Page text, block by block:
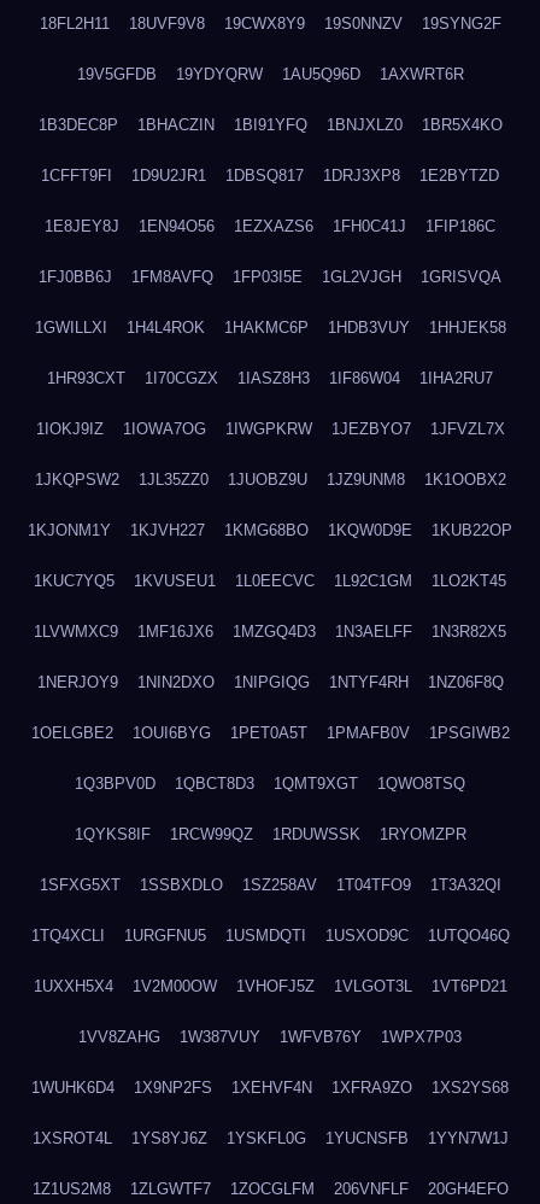
18FL2H11 18UVF9V8 19CWX8Y9 19S0NNZV 19SYNG2F
19V5GFDB 19YDYQRW 1AU5Q96D 1AXWRT6R
1B3DEC8P 1BHACZIN 1BI91YFQ 1BNJXLZ0 1BR5X4KO
1CFFT9FI 1D9U2JR1 1DBSQ817 1DRJ3XP8 1E2BYTZD
1E8JEY8J 1EN94O56 1EZXAZS6 1FH0C41J 1FIP186C
1FJ0BB6J 1FM8AVFQ 1FP03I5E 1GL2VJGH 1GRISVQA
1GWILLXI 1H4L4ROK 1HAKMC6P 1HDB3VUY 1HHJEK58
1HR93CXT 1I70CGZX 1IASZ8H3 1IF86W04 1IHA2RU7
1IOKJ9IZ 1IOWA7OG 1IWGPKRW 1JEZBYO7 1JFVZL7X
1JKQPSW2 1JL35ZZ0 1JUOBZ9U 1JZ9UNM8 1K1OOBX2
1KJONM1Y 1KJVH227 1KMG68BO 1KQW0D9E 1KUB22OP
1KUC7YQ5 1KVUSEU1 1L0EECVC 1L92C1GM 1LO2KT45
1LVWMXC9 1MF16JX6 1MZGQ4D3 1N3AELFF 1N3R82X5
1NERJOY9 1NIN2DXO 1NIPGIQG 1NTYF4RH 1NZ06F8Q
1OELGBE2 1OUI6BYG 1PET0A5T 1PMAFB0V 1PSGIWB2
1Q3BPV0D 1QBCT8D3 1QMT9XGT 1QWO8TSQ
1QYKS8IF 1RCW99QZ 1RDUWSSK 1RYOMZPR
1SFXG5XT 1SSBXDLO 1SZ258AV 1T04TFO9 1T3A32QI
1TQ4XCLI 1URGFNU5 1USMDQTI 1USXOD9C 1UTQO46Q
1UXXH5X4 1V2M00OW 1VHOFJ5Z 1VLGOT3L 1VT6PD21
1VV8ZAHG 1W387VUY 1WFVB76Y 1WPX7P03
1WUHK6D4 1X9NP2FS 1XEHVF4N 1XFRA9ZO 1XS2YS68
1XSROT4L 1YS8YJ6Z 1YSKFL0G 1YUCNSFB 1YYN7W1J
1Z1US2M8 1ZLGWTF7 1ZOCGLFM 206VNFLF 20GH4EFO